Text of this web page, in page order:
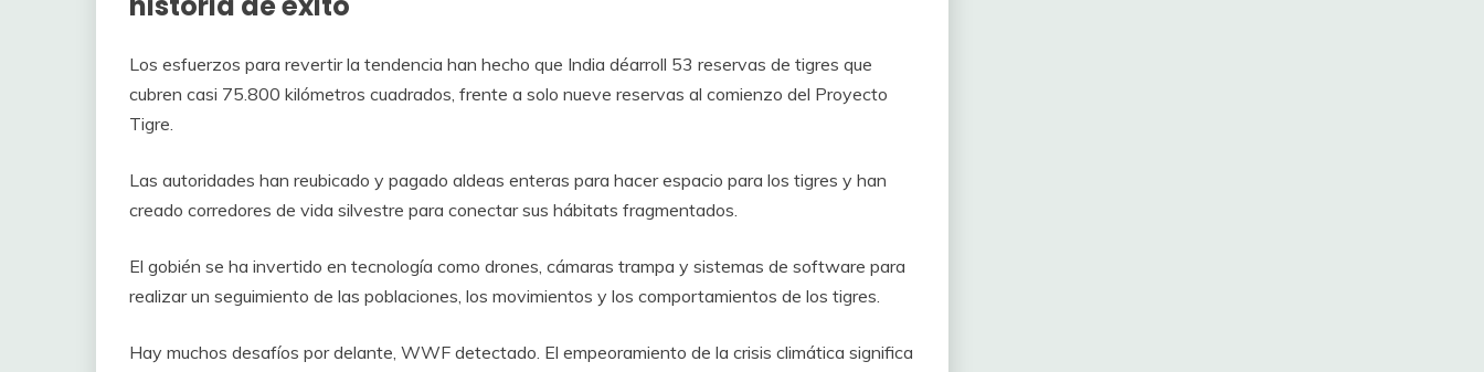
Los esfuerzos para revertir la tendencia han hecho que India déarroll 53 reservas de tigres que
cubren casi 75.800 kilómetros cuadrados, frente a solo nueve reservas al comienzo del Proyecto
Tigre.
Las autoridades han reubicado y pagado aldeas enteras para hacer espacio para los tigres y han
creado corredores de vida silvestre para conectar sus hábitats fragmentados.
El gobién se ha invertido en tecnología como drones, cámaras trampa y sistemas de software para
realizar un seguimiento de las poblaciones, los movimientos y los comportamientos de los tigres.
Hay muchos desafíos por delante, WWF detectado. El empeoramiento de la crisis climática significa